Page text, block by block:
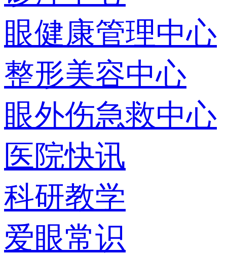
眼健康管理中心
整形美容中心
眼外伤急救中心
医院快讯
科研教学
爱眼常识